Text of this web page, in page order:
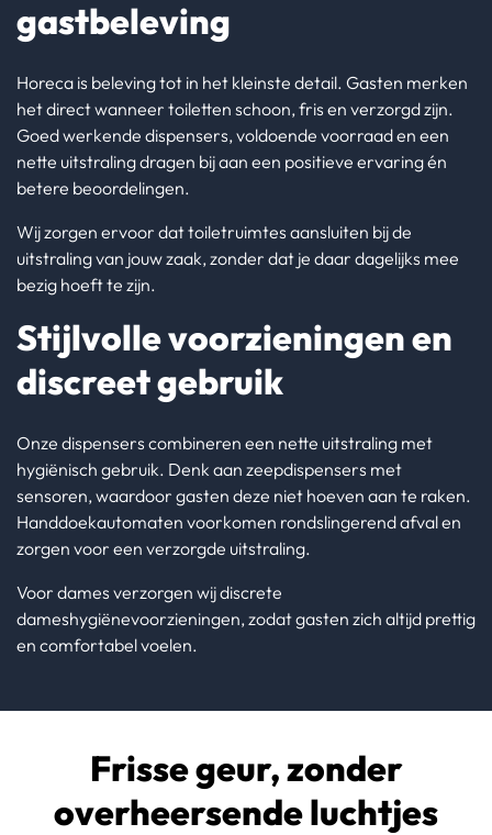
gastbeleving
Horeca is beleving tot in het kleinste detail. Gasten merken
het direct wanneer toiletten schoon, fris en verzorgd zijn.
Goed werkende dispensers, voldoende voorraad en een
nette uitstraling dragen bij aan een positieve ervaring én
betere beoordelingen.
Wij zorgen ervoor dat toiletruimtes aansluiten bij de
uitstraling van jouw zaak, zonder dat je daar dagelijks mee
bezig hoeft te zijn.
Stijlvolle voorzieningen en
discreet gebruik
Onze dispensers combineren een nette uitstraling met
hygiënisch gebruik. Denk aan zeepdispensers met
sensoren, waardoor gasten deze niet hoeven aan te raken.
Handdoekautomaten voorkomen rondslingerend afval en
zorgen voor een verzorgde uitstraling.
Voor dames verzorgen wij discrete
dameshygiënevoorzieningen, zodat gasten zich altijd prettig
en comfortabel voelen.
Frisse geur, zonder
overheersende luchtjes